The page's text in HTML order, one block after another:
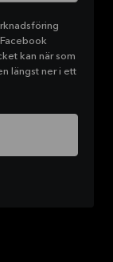
kan när som
längst ner i ett